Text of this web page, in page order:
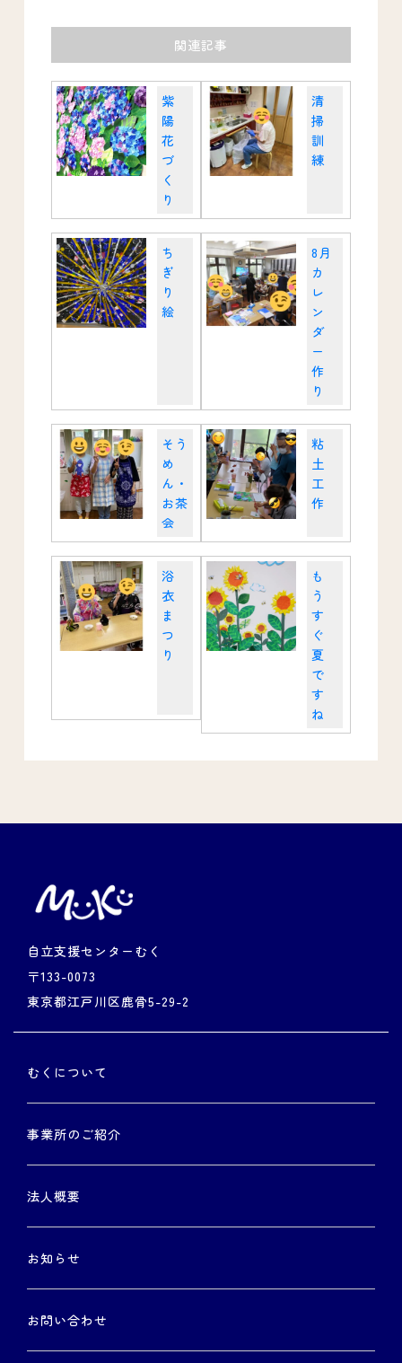
関連記事
紫
陽
花
づ
く
り
清
掃
訓
練
ち
ぎ
り
絵
8月
カ
レ
ン
ダ
ー
作
り
そう
め
ん・
お茶
会
粘
土
工
作
浴
衣
ま
つ
り
も
う
す
ぐ
夏
で
す
ね
自立支援センターむく
〒133-0073
東京都江戸川区鹿骨5-29-2
むくについて
事業所のご紹介
法人概要
お知らせ
お問い合わせ